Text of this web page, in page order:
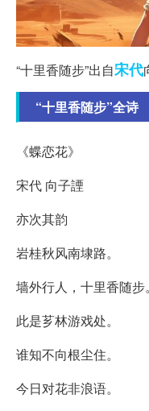
“十里香随步”出自宋代
“十里香随步”全诗
《蝶恋花》
宋代 向子諲
亦次其韵
岩桂秋风南埭路。
墙外行人，十里香随步。
此是芗林游戏处。
谁知不向根尘住。
今日对花非浪语。